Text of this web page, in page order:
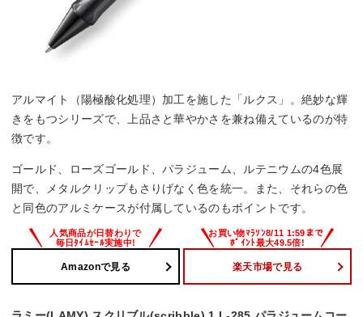
アルマイト（陽極酸化処理）加工を施した「ルクス」。絶妙な輝
きをもつシリーズで、上品さと華やかさを兼ね備えているのが特
徴です。
ゴールド、ローズゴールド、パラジューム、ルテニウムの4色展
開で、メタルクリップもさりげなく色を統一。また、それらの色
と同色のアルミケースが付属しているのもポイントです。
Amazonで見る 楽天市場で見る